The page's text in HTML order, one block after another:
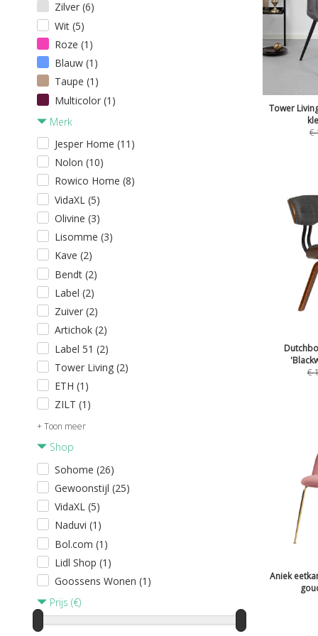
Zilver (6)
Wit (5)
Roze (1)
Blauw (1)
Taupe (1)
Multicolor (1)
Merk
Jesper Home (11)
Nolon (10)
Rowico Home (8)
VidaXL (5)
Olivine (3)
Lisomme (3)
Kave (2)
Bendt (2)
Label (2)
Zuiver (2)
Artichok (2)
Label 51 (2)
Tower Living (2)
ETH (1)
ZILT (1)
+ Toon meer
Shop
Sohome (26)
Gewoonstijl (25)
VidaXL (5)
Naduvi (1)
Bol.com (1)
Lidl Shop (1)
Goossens Wonen (1)
Prijs (€)
Tower
€
€
Aniek